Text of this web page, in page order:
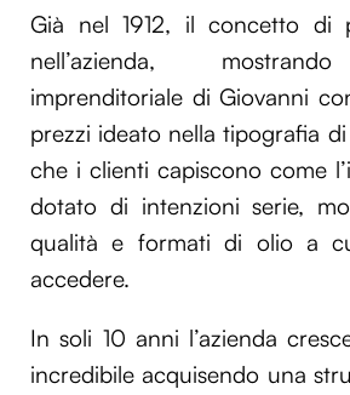
Già nel 1912, il concetto di
nell’azienda,
imprenditoriale di Giovanni
prezzi ideato nella tipografia di
che i clienti capiscono come
dotato di intenzioni serie,
qualità e formati di olio a
accedere.
In soli 10 anni l’azienda
incredibile acquisendo una